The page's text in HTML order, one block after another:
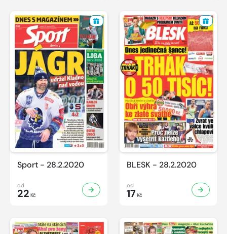
Sport - 28.2.2020
od
22 Kč
BLESK - 28.2.2020
od
17 Kč